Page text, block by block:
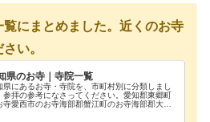
にまとめました。近くのお寺
い。
県のお寺｜寺院一覧
県にあるお寺・寺院を、市町村別に分類しまし
参拝の参考になさってください。愛知郡東郷町
寺愛西市のお寺海部郡蟹江町のお寺海部郡大治